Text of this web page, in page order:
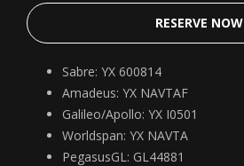
RESERVE NOW
Sabre: YX 600814
Amadeus: YX NAVTAF
Galileo/Apollo: YX I0501
Worldspan: YX NAVTA
PegasusGL: GL44881